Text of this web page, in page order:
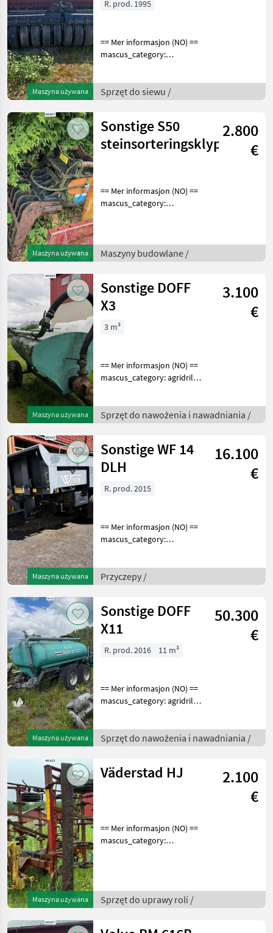
Maszyna używana
R. prod. 1995
== Mer informasjon (NO) ==
mascus_category:
upon request: 9463 See
en.landbrukssalg.no/9463
Sprzęt do siewu /
Maszyna używana
Sonstige S50
steinsorteringsklype
2.800
€
== Mer informasjon (NO) ==
mascus_category:
See
en.landbrukssalg.no/9467
Maszyny budowlane /
Maszyna używana
Sonstige DOFF
X3
3.100
€
3 m³
== Mer informasjon (NO) ==
mascus_category: agridrills
upon request: 9466 See
en.landbrukssalg.no/9466
Sprzęt do nawożenia i nawadniania /
Maszyna używana
Sonstige WF 14
DLH
16.100
€
R. prod. 2015
== Mer informasjon (NO) ==
mascus_category:
upon request: 9442 See
en.landbrukssalg.no/9442
Przyczepy /
Maszyna używana
Sonstige DOFF
X11
50.300
€
R. prod. 2016 11 m³
== Mer informasjon (NO) ==
mascus_category: agridrills
upon request: 9441 See
en.landbrukssalg.no/9441
Sprzęt do nawożenia i nawadniania /
Maszyna używana
Väderstad HJ
2.100
€
== Mer informasjon (NO) ==
mascus_category:
en.landbrukssalg.no/9453
for more images Speci
Sprzęt do uprawy roli /